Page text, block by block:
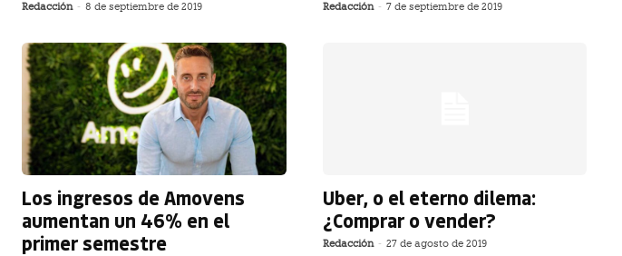
Redacción - 8 de septiembre de 2019 Redacción - 7 de septiembre de 2019
Los ingresos de Amovens
aumentan un 46% en el
primer semestre
Uber, o el eterno dilema:
¿Comprar o vender?
Redacción - 27 de agosto de 2019